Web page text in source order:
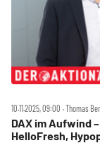
10.11.2025, 09:00 ‧ Thomas
DAX im Aufwind
HelloFresh,